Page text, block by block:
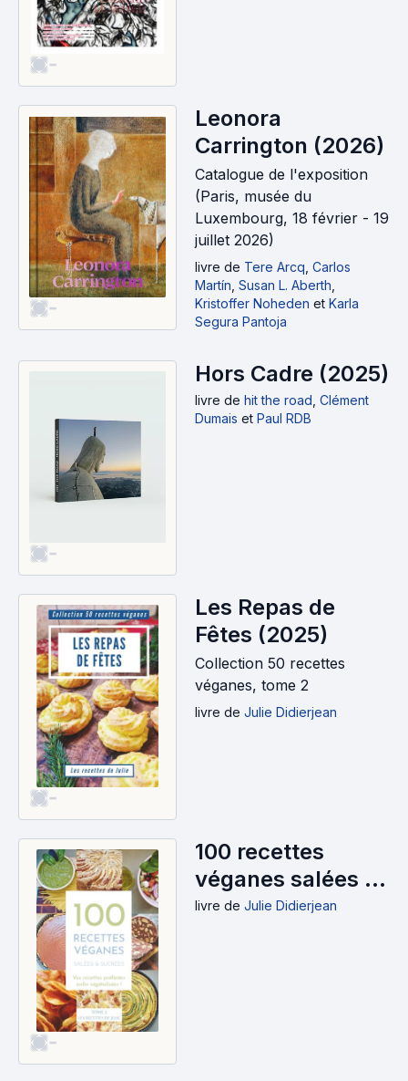
-
-
Leonora
Carrington (2026)
Catalogue de l'exposition
(Paris, musée du
Luxembourg, 18 février - 19
juillet 2026)
livre de Tere Arcq, Carlos
Martín, Susan L. Aberth,
Kristoffer Noheden et Karla
Segura Pantoja
-
Hors Cadre (2025)
livre de hit the road, Clément
Dumais et Paul RDB
-
Les Repas de
Fêtes (2025)
Collection 50 recettes
véganes, tome 2
livre de Julie Didierjean
-
100 recettes
véganes salées et
sucrées, tome 2
livre de Julie Didierjean